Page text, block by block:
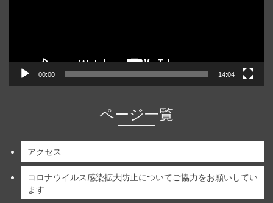
00:00 14:04
ページ一覧
アクセス
コロナウイルス感染拡大防止についてご協力をお願いしてい
ます